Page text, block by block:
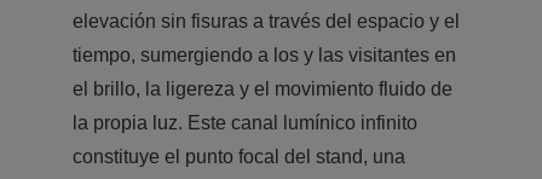
elevación sin fisuras a través del espacio y el
tiempo, sumergiendo a los y las visitantes en
el brillo, la ligereza y el movimiento fluido de
la propia luz. Este canal lumínico infinito
constituye el punto focal del stand, una